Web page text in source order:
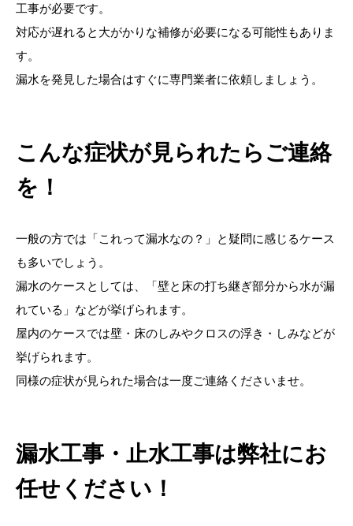
工事が必要です。
対応が遅れると大がかりな補修が必要になる可能性もありま
す。
漏水を発見した場合はすぐに専門業者に依頼しましょう。
こんな症状が見られたらご連絡
を！
一般の方では「これって漏水なの？」と疑問に感じるケース
も多いでしょう。
漏水のケースとしては、「壁と床の打ち継ぎ部分から水が漏
れている」などが挙げられます。
屋内のケースでは壁・床のしみやクロスの浮き・しみなどが
挙げられます。
同様の症状が見られた場合は一度ご連絡くださいませ。
漏水工事・止水工事は弊社にお
任せください！